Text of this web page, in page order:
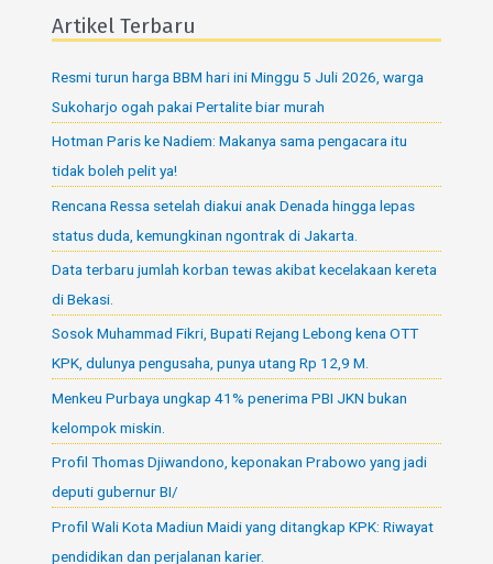
Artikel Terbaru
Resmi turun harga BBM hari ini Minggu 5 Juli 2026, warga
Sukoharjo ogah pakai Pertalite biar murah
Hotman Paris ke Nadiem: Makanya sama pengacara itu
tidak boleh pelit ya!
Rencana Ressa setelah diakui anak Denada hingga lepas
status duda, kemungkinan ngontrak di Jakarta.
Data terbaru jumlah korban tewas akibat kecelakaan kereta
di Bekasi.
Sosok Muhammad Fikri, Bupati Rejang Lebong kena OTT
KPK, dulunya pengusaha, punya utang Rp 12,9 M.
Menkeu Purbaya ungkap 41% penerima PBI JKN bukan
kelompok miskin.
Profil Thomas Djiwandono, keponakan Prabowo yang jadi
deputi gubernur BI/
Profil Wali Kota Madiun Maidi yang ditangkap KPK: Riwayat
pendidikan dan perjalanan karier.